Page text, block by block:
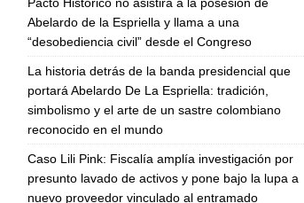
Abelardo de la Espriella y llama a una
“desobediencia civil” desde el Congreso
La historia detrás de la banda presidencial que
portará Abelardo De La Espriella: tradición,
simbolismo y el arte de un sastre colombiano
reconocido en el mundo
Caso Lili Pink: Fiscalía amplía investigación por
presunto lavado de activos y pone bajo la lupa a
nuevo proveedor vinculado al entramado